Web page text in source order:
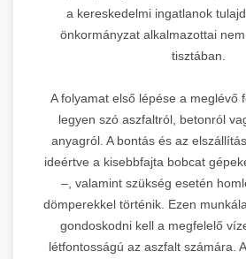
a kereskedelmi ingatlanok
önkormányzat alkalmazottai
tisztában.
A folyamat első lépése a meglévő
legyen szó aszfaltról, betonról
anyagról. A bontás és az
ideértve a kisebbfajta bobcat
–, valamint szükség esetén
dömperekkel történik. Ezen
gondoskodni kell a megfelelő
létfontosságú az aszfalt számára.